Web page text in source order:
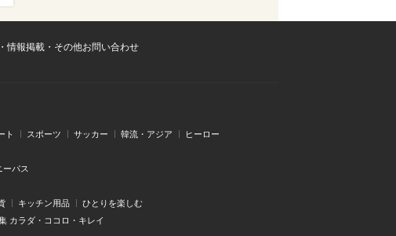
情報掲載・その他お問い合わせ
ト スポーツ サッカー 韓流・アジア ヒーロー
ーパス
キッチン用品 ひとりを楽しむ
カラダ・ココロ・キレイ